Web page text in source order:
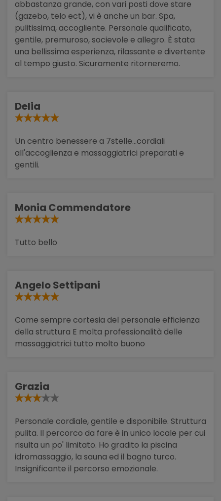
abbastanza grande, con vari posti dove stare
(gazebo, telo ect), vi è anche un bar. Spa,
pulitissima, accogliente. Personale qualificato,
gentile, premuroso, socievole e allegro. È stata
una bellissima esperienza, rilassante e divertente
al tempo giusto. Sicuramente ritorneremo.
Delia
Un centro benessere a 7stelle...cordiali
all'accoglienza e massaggiatrici preparati e
gentili.
Monia Commendatore
Tutto bello
Angelo Settipani
Come sempre cortesia del personale efficienza
della struttura E molta professionalità delle
massaggiatrici tutto molto buono
Grazia
Personale cordiale, gentile e disponibile. Struttura
pulita. Il percorco da fare è in unico locale per cui
risulta un po' limitato. Ho gradito la piscina
idromassaggio, la sauna ed il bagno turco.
Insignificante il percorso emozionale.